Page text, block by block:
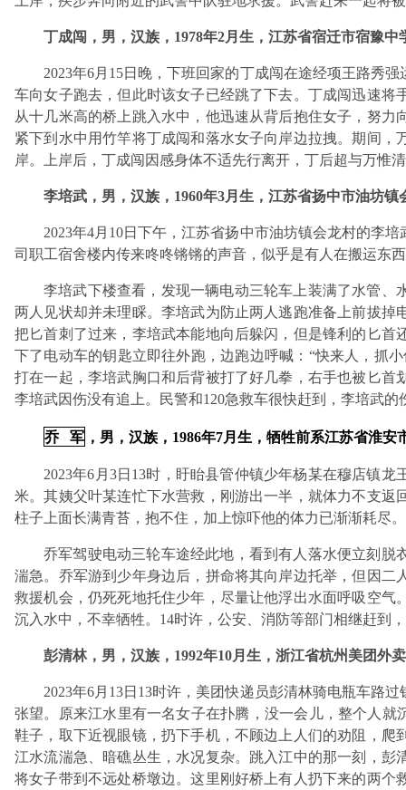
丁成闯，男，汉族，1978年2月生，江苏省宿迁市宿豫中
2023年6月15日晚，下班回家的丁成闯在途经项王路秀
车向女子跑去，但此时该女子已经跳了下去。丁成闯迅速
从十几米高的桥上跳入水中，他迅速从背后抱住女子，努
紧下到水中用竹竿将丁成闯和落水女子向岸边拉拽。期间
岸。上岸后，丁成闯因感身体不适先行离开，丁后超与万惟
李培武，男，汉族，1960年3月生，江苏省扬中市油坊镇
2023年4月10日下午，江苏省扬中市油坊镇会龙村的李
司职工宿舍楼内传来咚咚锵锵的声音，似乎是有人在搬运东
李培武下楼查看，发现一辆电动三轮车上装满了水管
两人见状却并未理睬。李培武为防止两人逃跑准备上前拔
把匕首刺了过来，李培武本能地向后躲闪，但是锋利的匕
下了电动车的钥匙立即往外跑，边跑边呼喊：“快来人，抓
打在一起，李培武胸口和后背被打了好几拳，右手也被匕
李培武因伤没有追上。民警和120急救车很快赶到，李培武
乔 军 ，男，汉族，1986年7月生，牺牲前系江苏省淮
2023年6月3日13时，盱眙县管仲镇少年杨某在穆店镇
米。其姨父叶某连忙下水营救，刚游出一半，就体力不支
柱子上面长满青苔，抱不住，加上惊吓他的体力已渐渐耗尽。
乔军驾驶电动三轮车途经此地，看到有人落水便立刻
湍急。乔军游到少年身边后，拼命将其向岸边托举，但因
救援机会，仍死死地托住少年，尽量让他浮出水面呼吸空
沉入水中，不幸牺牲。14时许，公安、消防等部门相继赶到
彭清林，男，汉族，1992年10月生，浙江省杭州美团外
2023年6月13日13时许，美团快递员彭清林骑电瓶车路
张望。原来江水里有一名女子在扑腾，没一会儿，整个人
鞋子，取下近视眼镜，扔下手机，不顾边上人们的劝阻，
江水流湍急、暗礁丛生，水况复杂。跳入江中的那一刻，
将女子带到不远处桥墩边。这里刚好桥上有人扔下来的两